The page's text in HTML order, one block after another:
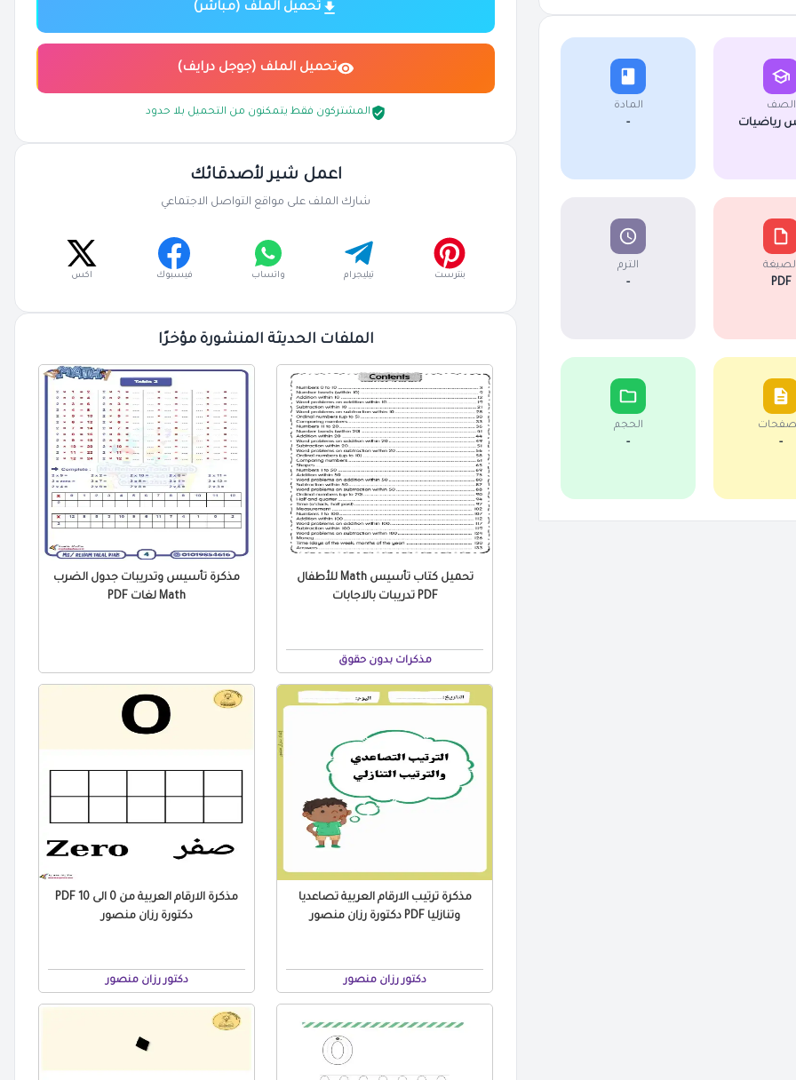
الصف
رياضيات
المادة
-
PDF
الترم
-
-
الحجم
-
تحميل الملف (مباشر)
تحميل الملف (جوجل درايف)
المشتركون فقط يتمكنون من التحميل بلا حدود
اعمل شير لأصدقائك
شارك الملف على مواقع التواصل الاجتماعي
بنترست تيليجرام واتساب فيسبوك اكس
الملفات الحديثة المنشورة مؤخرًا
تحميل كتاب تأسيس Math للأطفال
PDF تدريبات بالاجابات
مذكرات بدون حقوق
مذكرة تأسيس وتدريبات جدول الضرب
Math لغات PDF
مذكرة ترتيب الارقام العربية تصاعديا
وتنازليا PDF دكتورة رزان منصور
دكتور رزان منصور
مذكرة الارقام العربية من 0 الى 10 PDF
دكتورة رزان منصور
دكتور رزان منصور